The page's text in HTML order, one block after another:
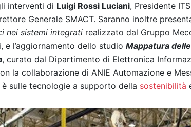
interventi di Luigi Rossi Luciani, Presidente
Generale SMACT. Saranno inoltre
nei sistemi integrati realizzato dal Gruppo
e l’aggiornamento dello studio Mappatura
, curato dal Dipartimento di Elettronica
la collaborazione di ANIE Automazione e
è sulle tecnologie a supporto della sostenibilità